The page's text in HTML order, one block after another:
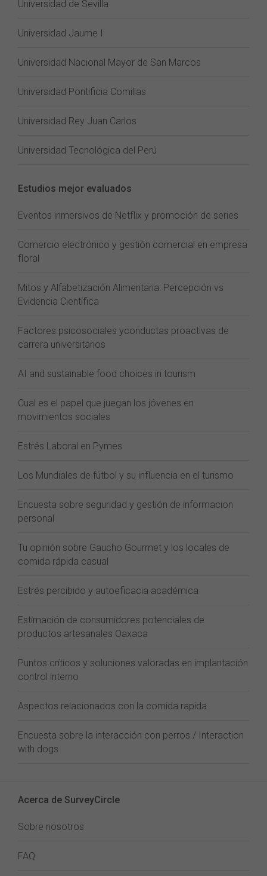
Universidad de Sevilla
Universidad Jaume I
Universidad Nacional Mayor de San Marcos
Universidad Pontificia Comillas
Universidad Rey Juan Carlos
Universidad Tecnológica del Perú
Estudios mejor evaluados
Eventos inmersivos de Netflix y promoción de series
Comercio electrónico y gestión comercial en empresa
floral
Mitos y Alfabetización Alimentaria: Percepción vs
Evidencia Científica
Factores psicosociales yconductas proactivas de
carrera universitarios
AI and sustainable food choices in tourism
Cual es el papel que juegan los jóvenes en
movimientos sociales
Estrés Laboral en Pymes
Los Mundiales de fútbol y su influencia en el turismo
Encuesta sobre seguridad y gestión de informacion
personal
Tu opinión sobre Gaucho Gourmet y los locales de
comida rápida casual
Estrés percibido y autoeficacia académica
Estimación de consumidores potenciales de
productos artesanales Oaxaca
Puntos críticos y soluciones valoradas en implantación
control interno
Aspectos relacionados con la comida rapida
Encuesta sobre la interacción con perros / Interaction
with dogs
Acerca de SurveyCircle
Sobre nosotros
FAQ